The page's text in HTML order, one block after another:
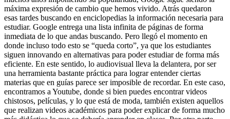
máxima expresión de cambio que hemos vivido. Atrás quedaron
esas tardes buscando en enciclopedias la información necesaria para
estudiar. Google entrega una lista infinita de páginas de forma
inmediata de lo que andas buscando. Pero llegó el momento en
donde incluso todo esto se “queda corto”, ya que los estudiantes
siguen innovando en alternativas para poder estudiar de forma más
eficiente. En este sentido, lo audiovisual lleva la delantera, por ser
una herramienta bastante práctica para lograr entender ciertas
materias que en guías parece ser imposible de recordar. En este caso,
encontramos a Youtube, donde si bien puedes encontrar videos
chistosos, películas, y lo que está de moda, también existen aquellos
que realizan videos académicos para poder explicar de forma mucho